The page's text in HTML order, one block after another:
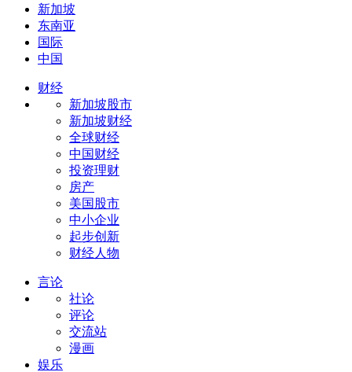
新加坡
东南亚
国际
中国
财经
新加坡股市
新加坡财经
全球财经
中国财经
投资理财
房产
美国股市
中小企业
起步创新
财经人物
言论
社论
评论
交流站
漫画
娱乐